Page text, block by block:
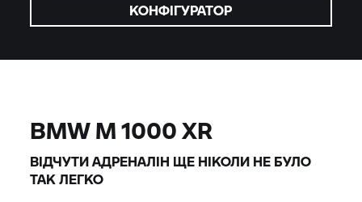
КОНФІГУРАТОР
BMW M1000 XR
ВІДЧУТИ АДРЕНАЛІН ЩЕ НІКОЛИ НЕ БУЛО
ТАК ЛЕГКО